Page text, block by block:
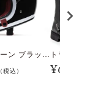
BULLITT レーン ブラック/ホワイト
(税込) ¥69,300